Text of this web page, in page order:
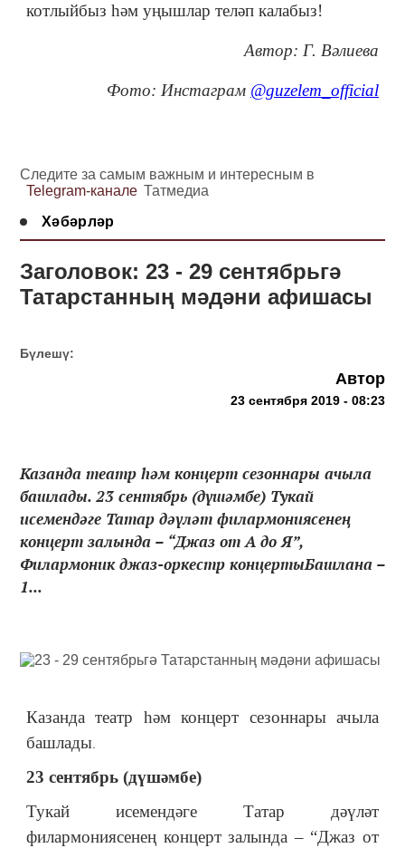
котлыйбыз һәм уңышлар теләп калабыз!
Автор: Г. Вәлиева
Фото: Инстаграм @guzelem_official
Следите за самым важным и интересным в
Telegram-канале Татмедиа
Хәбәрләр
Заголовок: 23 - 29 сентябрьгә
Татарстанның мәдәни афишасы
Бүлешү:
Автор
23 сентября 2019 - 08:23
Казанда театр һәм концерт сезоннары ачыла
башлады. 23 сентябрь (дүшәмбе) Тукай
исемендәге Татар дәүләт филармониясенең
концерт залында – “Джаз от А до Я”,
Филармоник джаз-оркестр концертыБашлана –
1...
Казанда театр һәм концерт сезоннары ачыла
башлады.
23 сентябрь (дүшәмбе)
Тукай исемендәге Татар дәүләт
филармониясенең концерт залында – “Джаз от